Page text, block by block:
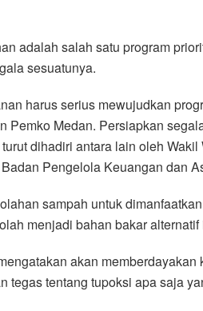
adalah salah satu program
sesuatunya.
harus serius mewujudkan
Pemko Medan. Persiapkan
dihadiri antara lain oleh
Pengelola Keuangan dan
sampah untuk
menjadi bahan bakar alternatif
akan
tegas tentang tupoksi apa saja